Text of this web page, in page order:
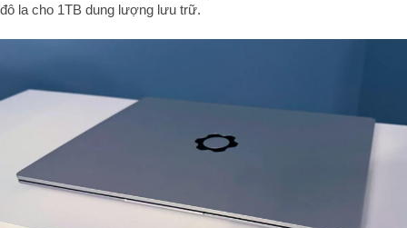
đô la cho 1TB dung lượng lưu trữ.